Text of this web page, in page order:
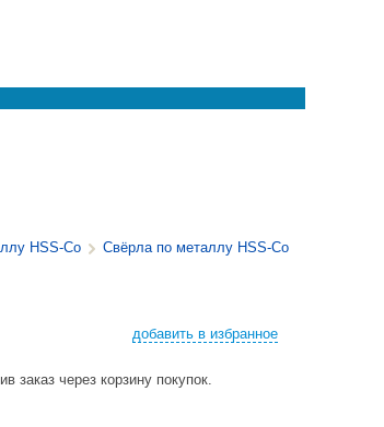
HSS-Co
Свёрла по металлу HSS-Co
добавить в избранное
заказ через корзину покупок.